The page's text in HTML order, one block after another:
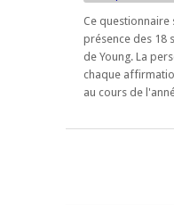
Ce questionnaire
présence des 18
de Young. La
chaque
au cours de